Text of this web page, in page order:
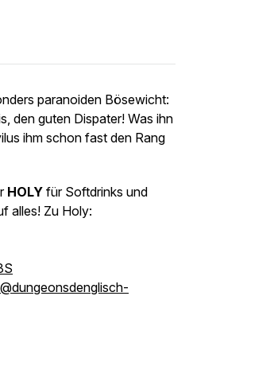
paranoiden Bösewicht:
den guten Dispater! Was ihn
ihm schon fast den Rang
HOLY für Softdrinks und
alles! Zu Holy: